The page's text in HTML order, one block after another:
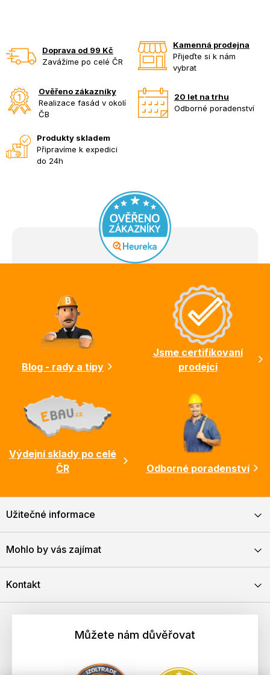
Doprava od 99 Kč
Zavážíme po celé ČR
Kamenná prodejna
Přijeďte si k nám
vybrat
Ověřeno zákazníky
Realizace fasád v okolí
ČB
20 let na trhu
Odborné poradenství
Produkty skladem
Připravíme k expedici
do 24h
Blog - rady a tipy
Jsme certifikovaní
prodejci
Výdejní sklady po celé
ČR
Odborné poradenství
Užitečné informace
Mohlo by vás zajímat
Kontakt
Můžete nám důvěřovat